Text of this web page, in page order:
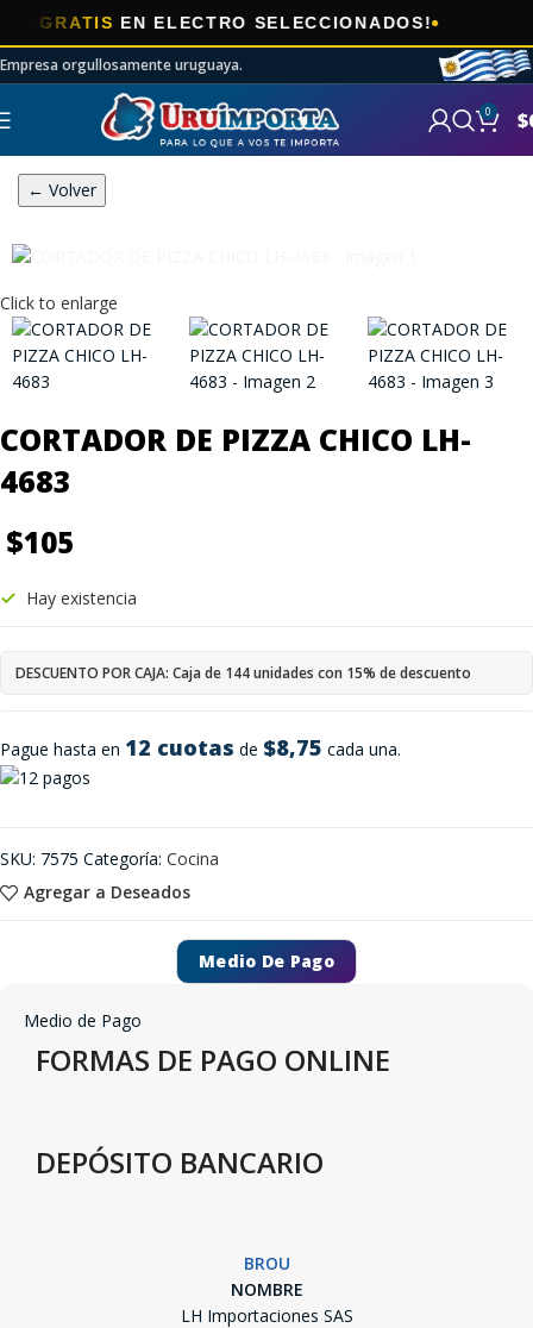
EN ELECTRO SELECCIONADOS!
Empresa orgullosamente uruguaya.
0 $
← Volver
Click to enlarge
CORTADOR DE PIZZA CHICO LH-
4683
$105
Pague hasta en 12 cuotas de $8,75 cada una.
Hay existencia
DESCUENTO POR CAJA: Caja de 144 unidades con 15% de descuento
Agregar a Deseados
SKU: 7575 Categoría: Cocina
Medio De Pago
Medio de Pago
FORMAS DE PAGO ONLINE
DEPÓSITO BANCARIO
BROU
NOMBRE
LH Importaciones SAS